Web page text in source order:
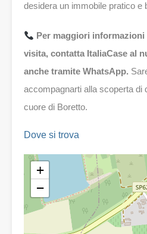
desidera un immobile pratico e
Per maggiori
visita, contatta ItaliaCase al
anche tramite WhatsApp.
accompagnarti alla scoperta di
cuore di Boretto.
Dove si trova
+
−